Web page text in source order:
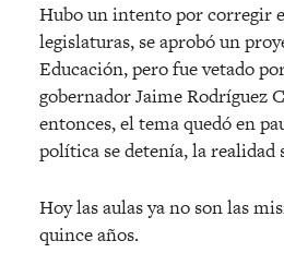
Hubo un intento por corregir
legislaturas, se aprobó un
Educación, pero fue vetado
gobernador Jaime Rodríguez
entonces, el tema quedó en
política se detenía, la realidad
Hoy las aulas ya no son las
quince años.